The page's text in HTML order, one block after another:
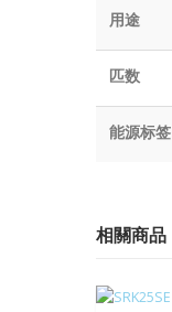
用途
匹数
能源标签
相關商品